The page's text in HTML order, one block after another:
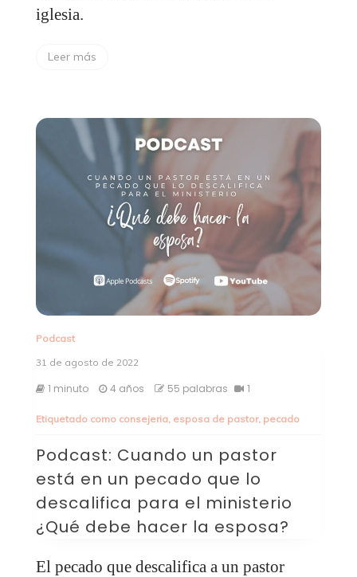
iglesia.
Leer más
Podcast
31 de agosto de 2022
1 minuto 4 años 55 palabras 1
Etiquetado como consejeria, esposa de pastor, pecado
Podcast: Cuando un pastor
está en un pecado que lo
descalifica para el ministerio
¿Qué debe hacer la esposa?
El pecado que descalifica a un pastor